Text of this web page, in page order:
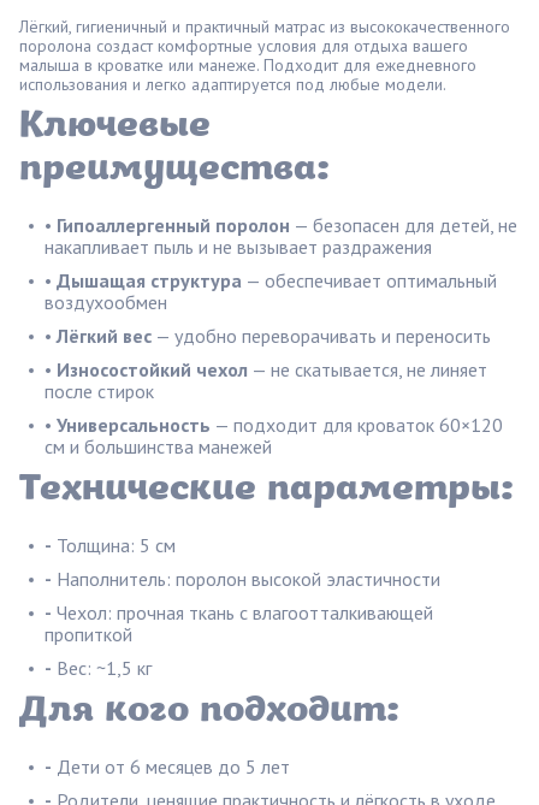
Лёгкий, гигиеничный и практичный матрас из высококачественного
поролона создаст комфортные условия для отдыха вашего
малыша в кроватке или манеже. Подходит для ежедневного
использования и легко адаптируется под любые модели.
Ключевые
преимущества:
• Гипоаллергенный поролон — безопасен для детей, не
накапливает пыль и не вызывает раздражения
• Дышащая структура — обеспечивает оптимальный
воздухообмен
• Лёгкий вес — удобно переворачивать и переносить
• Износостойкий чехол — не скатывается, не линяет
после стирок
• Универсальность — подходит для кроваток 60×120
см и большинства манежей
Технические параметры:
- Толщина: 5 см
- Наполнитель: поролон высокой эластичности
- Чехол: прочная ткань с влагоотталкивающей
пропиткой
- Вес: ~1,5 кг
Для кого подходит:
- Дети от 6 месяцев до 5 лет
- Родители, ценящие практичность и лёгкость в уходе